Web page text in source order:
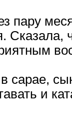
пару
сарае,
и